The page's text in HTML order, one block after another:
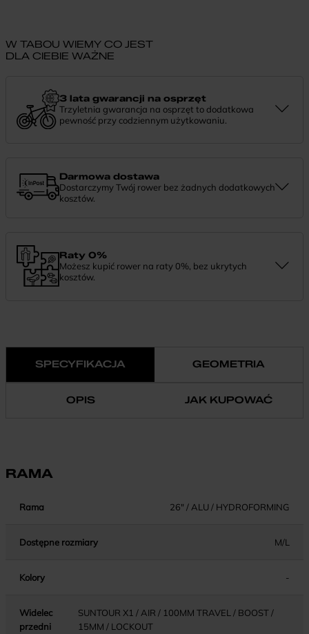
W TABOU WIEMY CO JEST
DLA CIEBIE WAŻNE
3 lata gwarancji na osprzęt
Trzyletnia gwarancja na osprzęt to dodatkowa
pewność przy codziennym użytkowaniu.
Darmowa dostawa
Dostarczymy Twój rower bez żadnych dodatkowych
kosztów.
Raty 0%
Możesz kupić rower na raty 0%, bez ukrytych
kosztów.
SPECYFIKACJA GEOMETRIA
OPIS JAK KUPOWAĆ
RAMA
Rama 26" / ALU / HYDROFORMING
Dostępne rozmiary M/L
Kolory -
Widelec
przedni
SUNTOUR X1 / AIR / 100MM TRAVEL / BOOST /
15MM / LOCKOUT